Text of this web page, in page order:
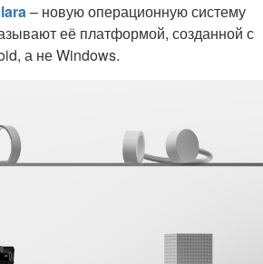
– новую операционную систему
её платформой, созданной с
а не Windows.